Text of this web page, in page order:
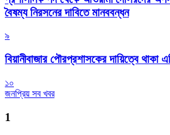
বৈষম্য নিরসনের দাবিতে মানববন্ধন
৯
বিয়ানীবাজার পৌরপ্রশাসকের দায়িত্বে থাকা
১০
জনপ্রিয় সব খবর
1